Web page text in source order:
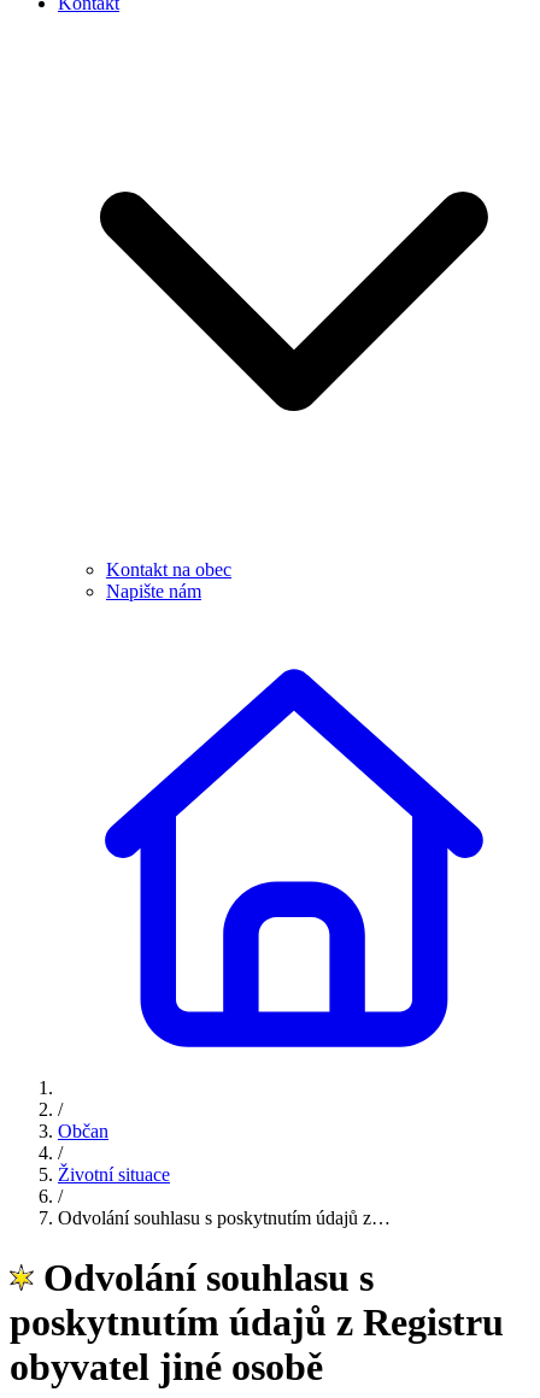
Kontakt na obec
Napište nám
/
Občan
/
Životní situace
/
Odvolání souhlasu s poskytnutím údajů z…
Odvolání souhlasu s
poskytnutím údajů z Registru
obyvatel jiné osobě